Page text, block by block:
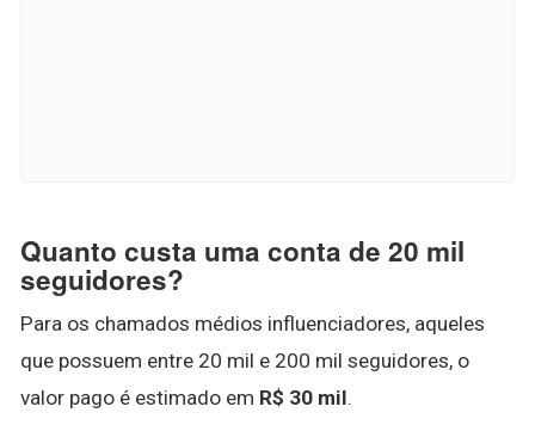
Quanto custa uma conta de 20 mil
seguidores?
Para os chamados médios influenciadores, aqueles
que possuem entre 20 mil e 200 mil seguidores, o
valor pago é estimado em R$ 30 mil.